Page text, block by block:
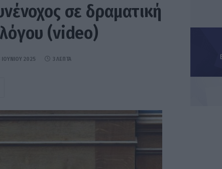
σε δραματική
(video)
ΙΟΥΝΊΟΥ 2025 3 ΛΕΠΤΆ